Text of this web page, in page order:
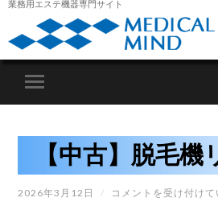
業務用エステ機器専門サイト
【中古】脱毛機
2026年3月12日 /
【中
コメントを受け付けて